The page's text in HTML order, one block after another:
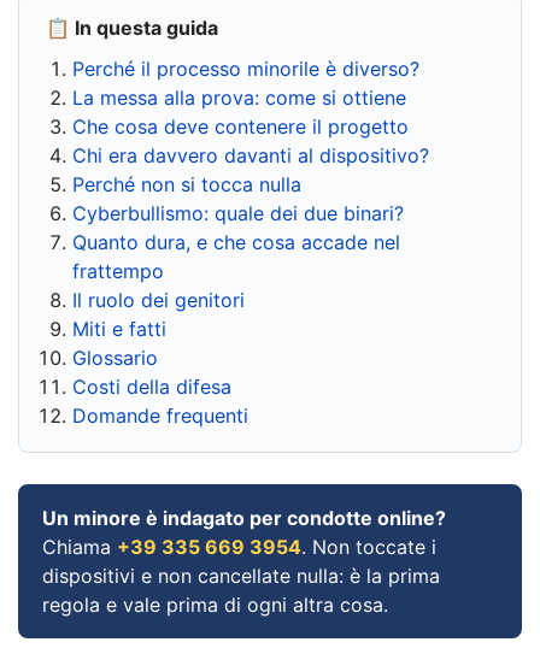
📋 In questa guida
Perché il processo minorile è diverso?
La messa alla prova: come si ottiene
Che cosa deve contenere il progetto
Chi era davvero davanti al dispositivo?
Perché non si tocca nulla
Cyberbullismo: quale dei due binari?
Quanto dura, e che cosa accade nel
frattempo
Il ruolo dei genitori
Miti e fatti
Glossario
Costi della difesa
Domande frequenti
Un minore è indagato per condotte online?
Chiama +39 335 669 3954. Non toccate i
dispositivi e non cancellate nulla: è la prima
regola e vale prima di ogni altra cosa.